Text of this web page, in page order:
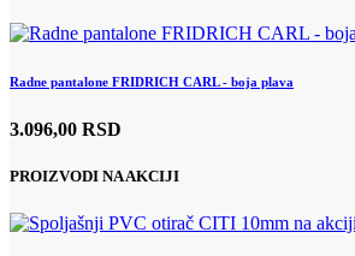
Radne pantalone FRIDRICH CARL - boja plava
3.096,00 RSD
PROIZVODI NA AKCIJI